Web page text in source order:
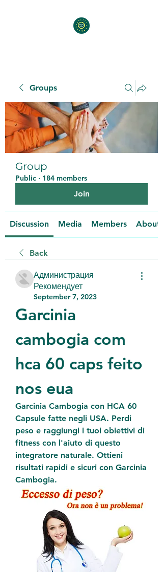
Groups
Group
Public · 184 members
Join
Discussion Media Members About
Back
Администрация
Рекомендует
September 7, 2023
Garcinia
cambogia com
hca 60 caps feito
nos eua
Garcinia Cambogia con HCA 60
Capsule fatte negli USA. Perdi
peso e raggiungi i tuoi obiettivi di
fitness con l'aiuto di questo
integratore naturale. Ottieni
risultati rapidi e sicuri con Garcinia
Cambogia.